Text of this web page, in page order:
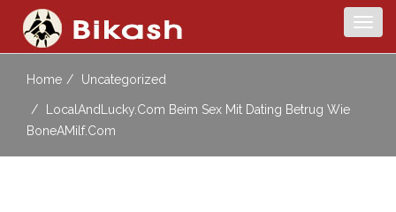
Home Uncategorized
LocalAndLucky.com Beim Sex Mit Dating Betrug Wie
BoneAMilf.com